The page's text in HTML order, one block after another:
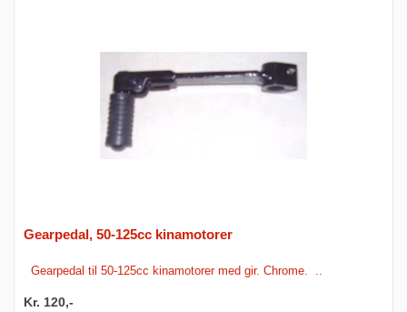
Gearpedal, 50-125cc kinamotorer
Gearpedal til 50-125cc kinamotorer med gir. Chrome. ..
Kr. 120,-